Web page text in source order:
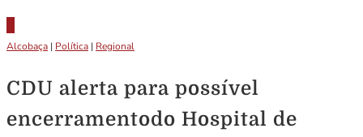
Alcobaça | Política | Regional
CDU alerta para possível
encerramentodo Hospital de